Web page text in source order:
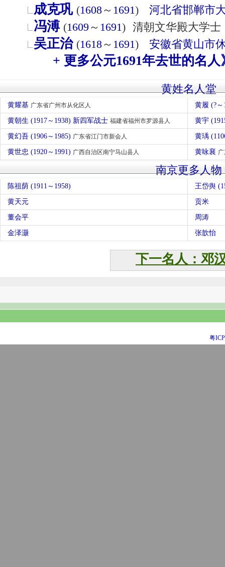
成克巩 (1608～ 1691) 河北省邯郸市
冯溥 (1609 ～ 1691) 清朝文华殿大学士
吴正治 (1618～ 1691) 安徽省黄山市
+ 更多公元1691年去世的名人
黄姓名人堂
黄耀基 广东省广州市从化区人 黄履 (?
黄朝生 (1917～1938) 新四军战士 福建省福州市罗源县人 黄宇
黄幻吾 (1906～1985) 广东省江门市新会人 黄瑀
黄世忠 (1920～1991) 广西自治区南宁马山县人 黄咏襄
南京更多人物
陈祖荫 (1911～1958) 王岱舆
黄天元 贡米
董会平 周涛
金泽灏 张歆怡
下一名人：邓
粤